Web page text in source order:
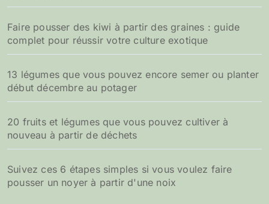
Faire pousser des kiwi à partir des graines : guide
complet pour réussir votre culture exotique
13 légumes que vous pouvez encore semer ou planter
début décembre au potager
20 fruits et légumes que vous pouvez cultiver à
nouveau à partir de déchets
Suivez ces 6 étapes simples si vous voulez faire
pousser un noyer à partir d'une noix